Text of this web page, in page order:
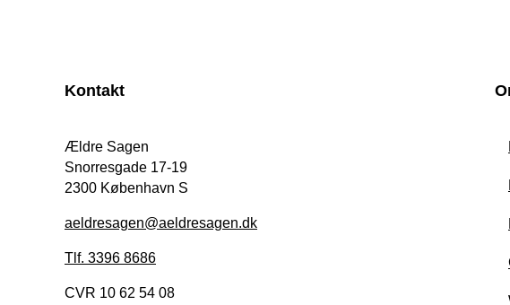
Kontakt
Ældre Sagen
Snorresgade 17-19
2300 København S
aeldresagen@aeldresagen.dk
Tlf. 3396 8686
CVR 10 62 54 08